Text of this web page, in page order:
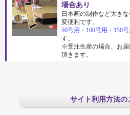
場合あり
日本画の制作など大き
変便利です。
50号用 ・ 100号用 ・ 150
す。
※受注生産の場合、お届
頂きます。
サイト利用方法の